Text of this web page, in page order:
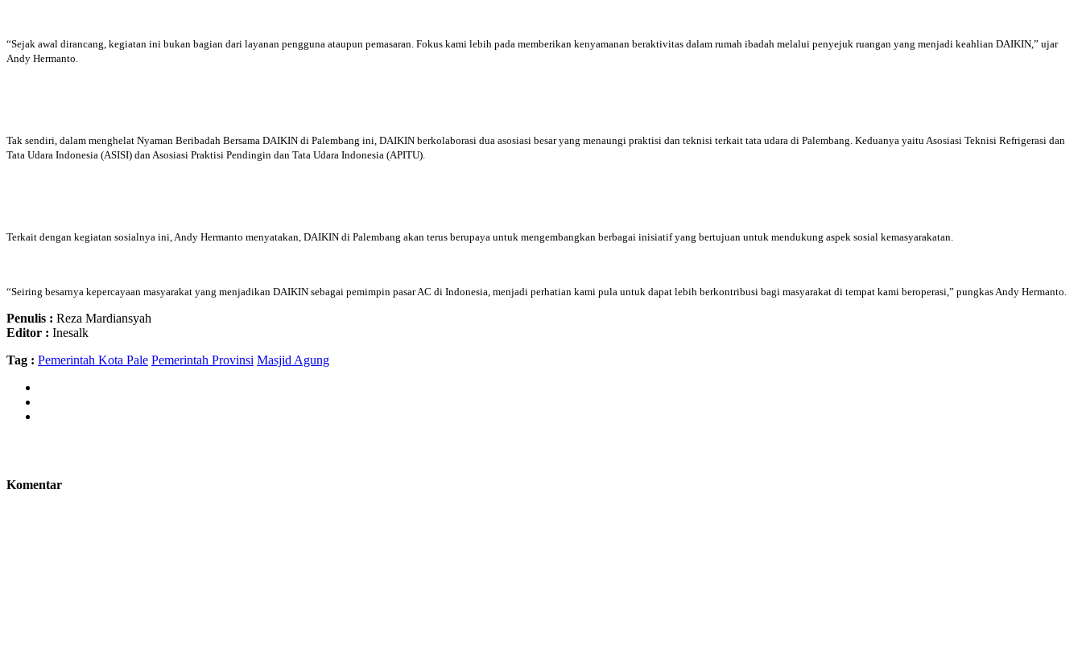
“Sejak awal dirancang, kegiatan ini bukan bagian dari layanan pengguna ataupun pemasaran. Fokus kami lebih pada memberikan kenyamanan beraktivitas dalam rumah ibadah melalui penyejuk ruangan yang menjadi keahlian DAIKIN,” ujar
Andy Hermanto.
Tak sendiri, dalam menghelat Nyaman Beribadah Bersama DAIKIN di Palembang ini, DAIKIN berkolaborasi dua asosiasi besar yang menaungi praktisi dan teknisi terkait tata udara di Palembang. Keduanya yaitu Asosiasi Teknisi Refrigerasi dan
Tata Udara Indonesia (ASISI) dan Asosiasi Praktisi Pendingin dan Tata Udara Indonesia (APITU).
Terkait dengan kegiatan sosialnya ini, Andy Hermanto menyatakan, DAIKIN di Palembang akan terus berupaya untuk mengembangkan berbagai inisiatif yang bertujuan untuk mendukung aspek sosial kemasyarakatan.
“Seiring besarnya kepercayaan masyarakat yang menjadikan DAIKIN sebagai pemimpin pasar AC di Indonesia, menjadi perhatian kami pula untuk dapat lebih berkontribusi bagi masyarakat di tempat kami beroperasi,” pungkas Andy Hermanto.
Penulis : Reza Mardiansyah
Editor : Inesalk
Tag : Pemerintah Kota Pale Pemerintah Provinsi Masjid Agung
Komentar